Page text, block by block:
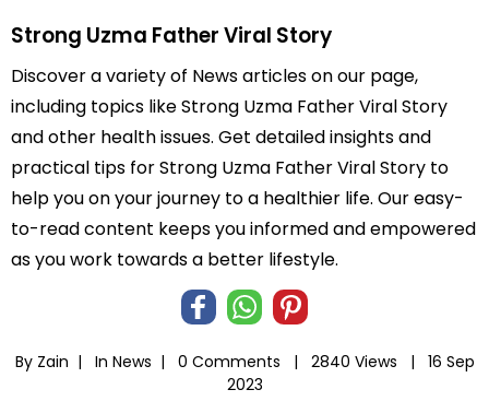
Strong Uzma Father Viral Story
Discover a variety of News articles on our page,
including topics like Strong Uzma Father Viral Story
and other health issues. Get detailed insights and
practical tips for Strong Uzma Father Viral Story to
help you on your journey to a healthier life. Our easy-
to-read content keeps you informed and empowered
as you work towards a better lifestyle.
By Zain | In News | 0 Comments | 2840 Views |
16 Sep
2023